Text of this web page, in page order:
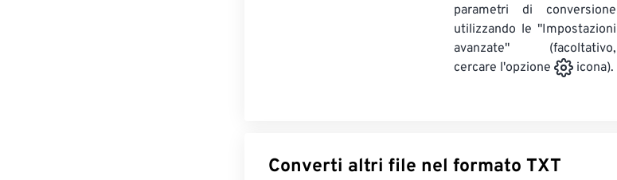
parametri di conversione
utilizzando le "Impostazioni
avanzate" (facoltativo,
cercare l'opzione
icona).
Converti altri file nel formato TXT